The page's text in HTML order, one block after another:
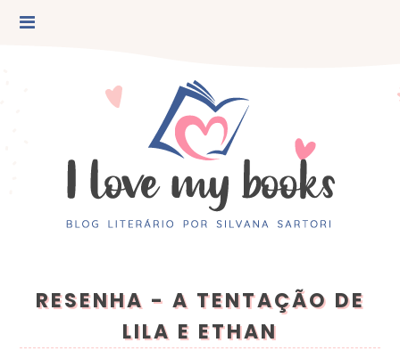
RESENHA - A TENTAÇÃO DE
LILA E ETHAN